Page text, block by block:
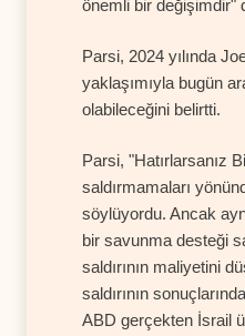
önemli bir değişimdir"
Parsi, 2024 yılında
yaklaşımıyla bugün
olabileceğini belirtti.
Parsi, "Hatırlarsanız
saldırmamaları
söylüyordu. Ancak
bir savunma desteği
saldırının maliyetini
saldırının
ABD gerçekten İsrail